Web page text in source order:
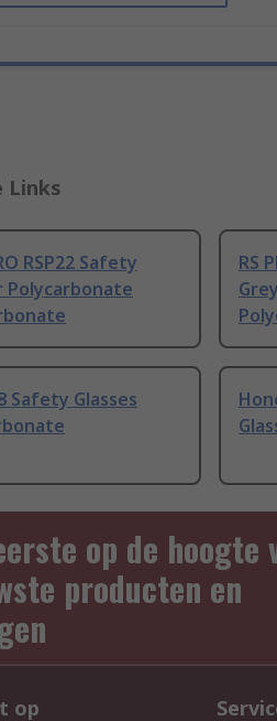
Links
RSP22 Safety
Polycarbonate
RS
Safety Glasses
op de hoogte
producten en
op